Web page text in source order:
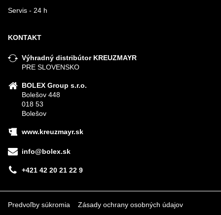
Servis - 24 h
KONTAKT
Výhradný distribútor KREUZMAYR
PRE SLOVENSKO
BOLEX Group s.r.o.
Bolešov 448
018 53
Bolešov
www.kreuzmayr.sk
info@bolex.sk
+421 42 20 21 22 9
Predvoľby súkromia Zásady ochrany osobných údajov